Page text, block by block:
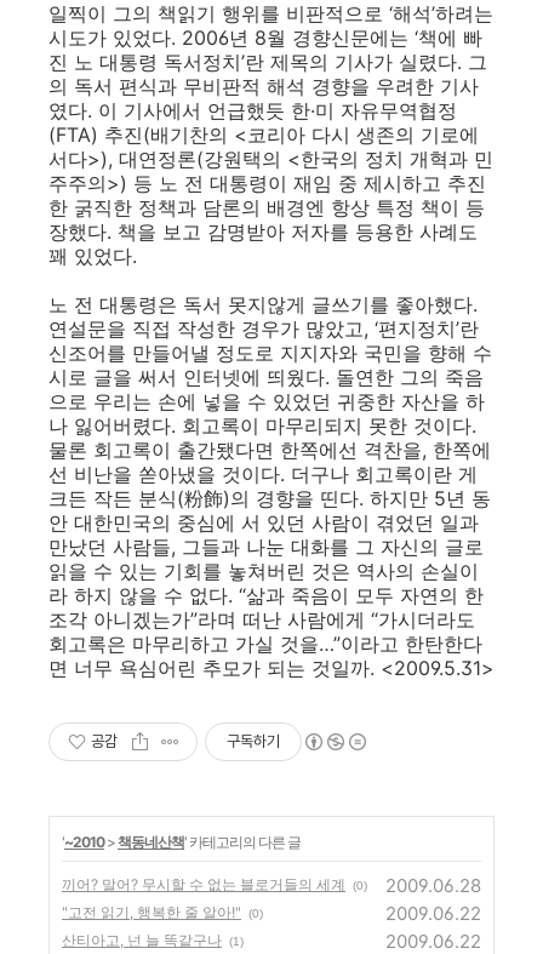
일찍이 그의 책읽기 행위를 비판적으로 ‘해석’하려는
시도가 있었다. 2006년 8월 경향신문에는 ‘책에 빠
진 노 대통령 독서정치’란 제목의 기사가 실렸다. 그
의 독서 편식과 무비판적 해석 경향을 우려한 기사
였다. 이 기사에서 언급했듯 한·미 자유무역협정
(FTA) 추진(배기찬의 <코리아 다시 생존의 기로에
서다>), 대연정론(강원택의 <한국의 정치 개혁과 민
주주의>) 등 노 전 대통령이 재임 중 제시하고 추진
한 굵직한 정책과 담론의 배경엔 항상 특정 책이 등
장했다. 책을 보고 감명받아 저자를 등용한 사례도
꽤 있었다.
노 전 대통령은 독서 못지않게 글쓰기를 좋아했다.
연설문을 직접 작성한 경우가 많았고, ‘편지정치’란
신조어를 만들어낼 정도로 지지자와 국민을 향해 수
시로 글을 써서 인터넷에 띄웠다. 돌연한 그의 죽음
으로 우리는 손에 넣을 수 있었던 귀중한 자산을 하
나 잃어버렸다. 회고록이 마무리되지 못한 것이다.
물론 회고록이 출간됐다면 한쪽에선 격찬을, 한쪽에
선 비난을 쏟아냈을 것이다. 더구나 회고록이란 게
크든 작든 분식(粉飾)의 경향을 띤다. 하지만 5년 동
안 대한민국의 중심에 서 있던 사람이 겪었던 일과
만났던 사람들, 그들과 나눈 대화를 그 자신의 글로
읽을 수 있는 기회를 놓쳐버린 것은 역사의 손실이
라 하지 않을 수 없다. “삶과 죽음이 모두 자연의 한
조각 아니겠는가”라며 떠난 사람에게 “가시더라도
회고록은 마무리하고 가실 것을…”이라고 한탄한다
면 너무 욕심어린 추모가 되는 것일까. <2009.5.31>
공감 구독하기
'~2010>책동네산책' 카테고리의 다른 글
끼어? 말어? 무시할 수 없는 블로거들의 세계 (0) 2009.06.28
"고전 읽기, 행복한 줄 알아!" (0) 2009.06.22
산티아고, 넌 늘 똑같구나 (1) 2009.06.22